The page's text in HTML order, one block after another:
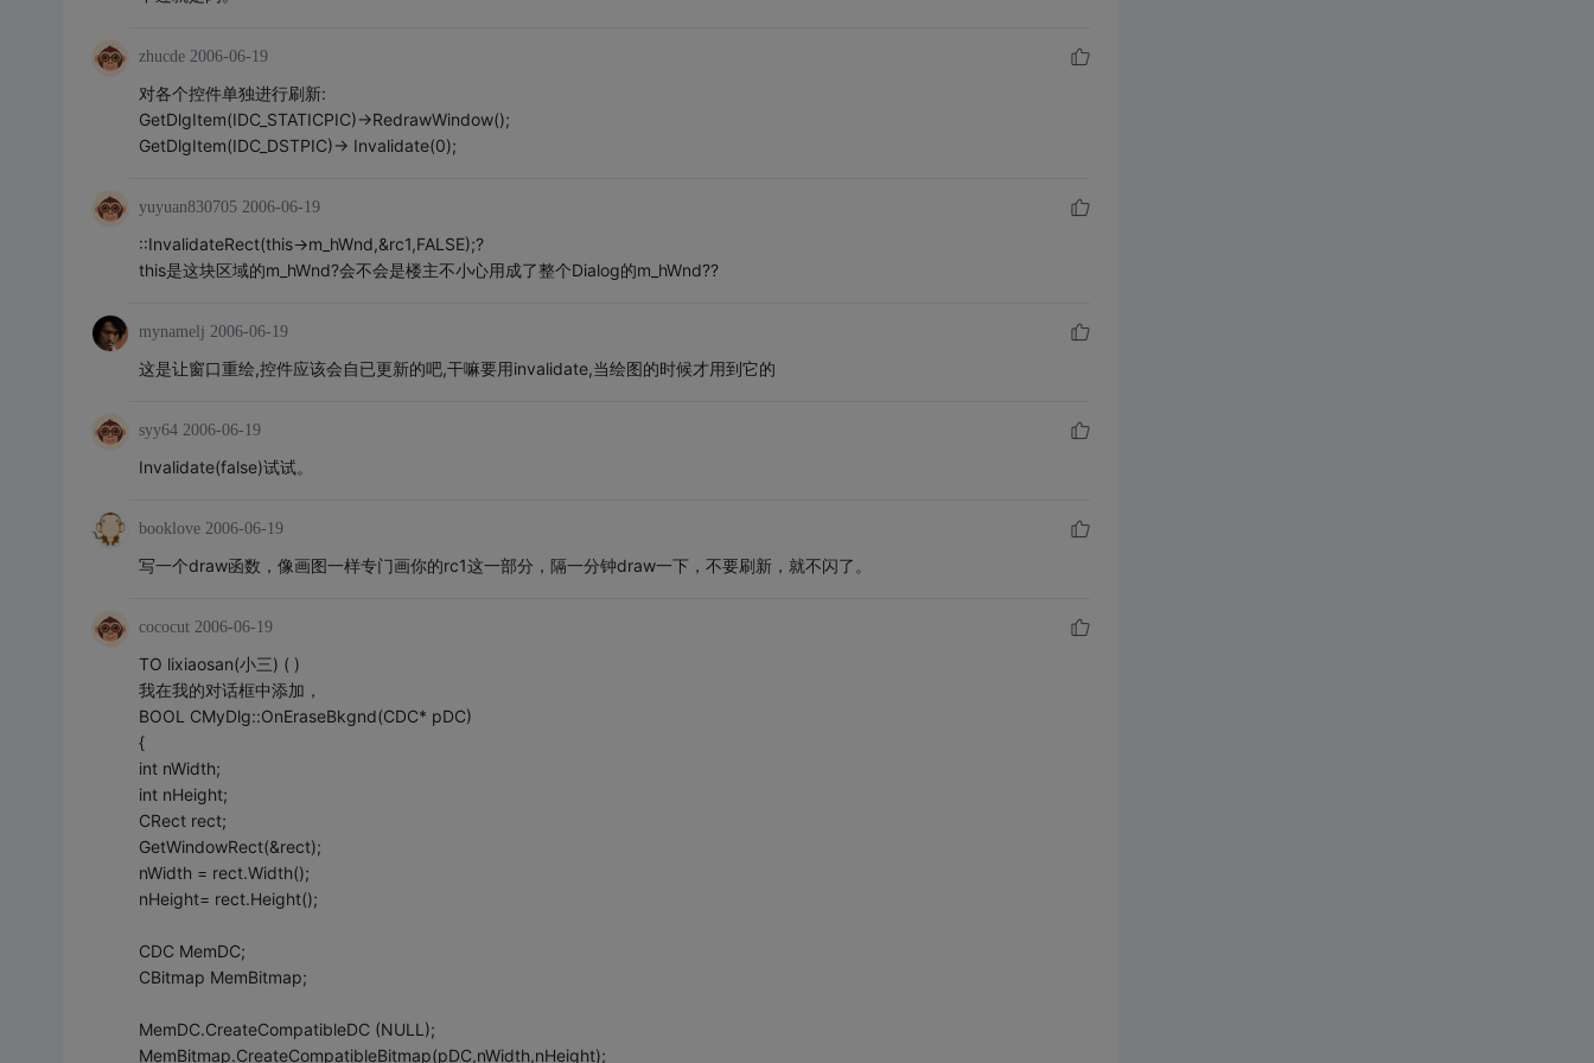
zhucde 2006-06-19
对各个控件单独进行刷新:
GetDlgItem(IDC_STATICPIC)->RedrawWindow();
GetDlgItem(IDC_DSTPIC)-> Invalidate(0);
yuyuan830705 2006-06-19
::InvalidateRect(this->m_hWnd,&rc1,FALSE);?
this是这块区域的m_hWnd?会不会是楼主不小心用成了整个Dialog的m_hWnd??
mynamelj 2006-06-19
这是让窗口重绘,控件应该会自已更新的吧,干嘛要用invalidate,当绘图的时候才用到它的
syy64 2006-06-19
Invalidate(false)试试。
booklove 2006-06-19
写一个draw函数，像画图一样专门画你的rc1这一部分，隔一分钟draw一下，不要刷新，就不闪了。
cococut 2006-06-19
TO lixiaosan(小三) ( )
我在我的对话框中添加，
BOOL CMyDlg::OnEraseBkgnd(CDC* pDC)
{
int nWidth;
int nHeight;
CRect rect;
GetWindowRect(&rect);
nWidth = rect.Width();
nHeight= rect.Height();
CDC MemDC;
CBitmap MemBitmap;
MemDC.CreateCompatibleDC (NULL);
MemBitmap.CreateCompatibleBitmap(pDC,nWidth,nHeight);